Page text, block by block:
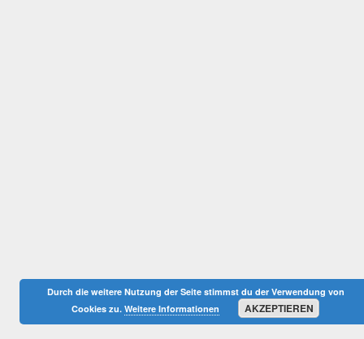
Durch die weitere Nutzung der Seite stimmst du der Verwendung von
Cookies zu.Weitere Informationen AKZEPTIEREN